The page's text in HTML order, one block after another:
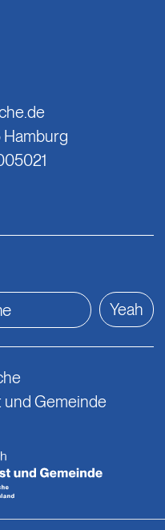
Hamburg
Yeah
Gemeinde